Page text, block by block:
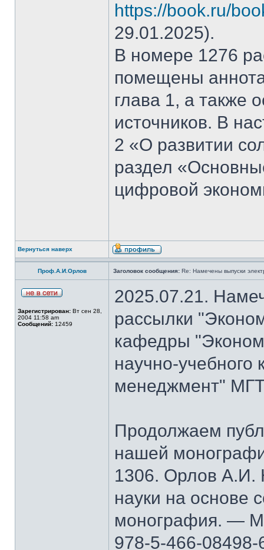
https://book.ru/
29.01.2025).
В номере 1276
помещены
глава 1, а также
источников. В
2 «О развитии
раздел
цифровой
Вернуться наверх
Проф.А.И.Орлов Заголовок сообщения: Re: Намечены выпуски
Зарегистрирован: Вт сен 28,
2004 11:58 am
Сообщений: 12459
2025.07.21.
рассылки
кафедры
научно-
менеджмент"
Продолжаем
нашей
1306. Орлов А.И.
науки на основе
монография. —
978-5-466-